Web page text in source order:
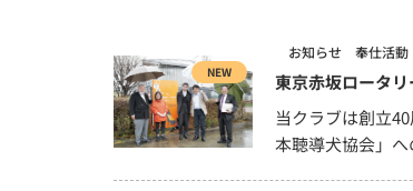
NEW
お知らせ 奉仕活動
東京赤坂ロータ
当クラブは創立
本聴導犬協会」